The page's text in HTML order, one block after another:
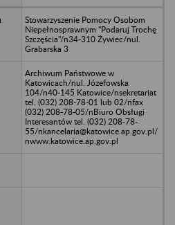
Stowarzyszenie Pomocy Osobom
Niepełnosprawnym "Podaruj Trochę
Szczęścia"/n34-310 Żywiec/nul.
Grabarska 3
Archiwum Państwowe w
Katowicach/nul. Józefowska
104/n40-145 Katowice/nsekretariat
tel. (032) 208-78-01 lub 02/nfax
(032) 208-78-05/nBiuro Obsługi
Interesantów tel. (032) 208-78-
55/nkancelaria@katowice.ap.gov.pl/
nwww.katowice.ap.gov.pl